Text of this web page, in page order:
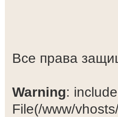
Все права
Warning:
File(/www/